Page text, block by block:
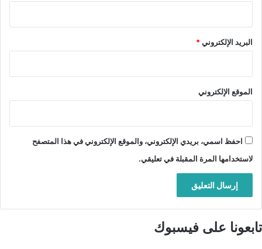
البريد الإلكتروني*
الموقع الإلكتروني
احفظ اسمي، بريدي الإلكتروني، والموقع الإلكتروني في هذا المتصفح
لاستخدامها المرة المقبلة في تعليقي.
تابعونا على فيسبوك